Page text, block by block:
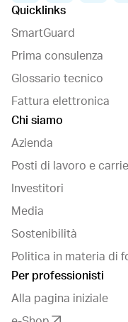
Quicklinks
SmartGuard
Prima consulenza
Glossario tecnico
Fattura elettronica
Chi siamo
Azienda
Posti di lavoro e
Investitori
Media
Sostenibilità
Politica in materia di
Per professionisti
Alla pagina iniziale